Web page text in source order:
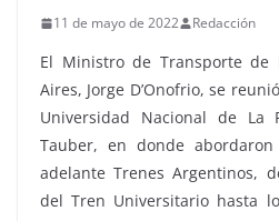
11 de mayo de 2022 Redacción
El Ministro de Transporte de
Aires, Jorge D’Onofrio, se
Universidad Nacional de La
Tauber, en donde
adelante Trenes Argentinos,
del Tren Universitario hasta